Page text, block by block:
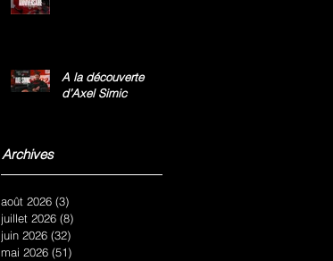
A la découverte
d’Axel Simic
Archives
août 2026 (3)
juillet 2026 (8)
juin 2026 (32)
mai 2026 (51)